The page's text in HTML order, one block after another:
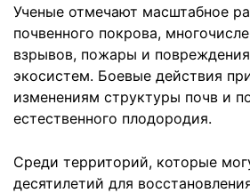
Ученые отмечают масштабное
почвенного покрова,
взрывов, пожары и
экосистем. Боевые действия
изменениям структуры почв и
естественного плодородия.
Среди территорий, которые
десятилетий для